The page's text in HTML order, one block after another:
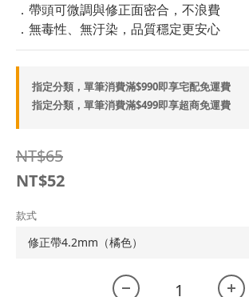
．帶頭可微調與修正面密合，不浪費
．無毒性、無汙染，品質穩定更安心
指定分類，單筆消費滿$990即享宅配免運費
指定分類，單筆消費滿$499即享超商免運費
NT$65
NT$52
款式